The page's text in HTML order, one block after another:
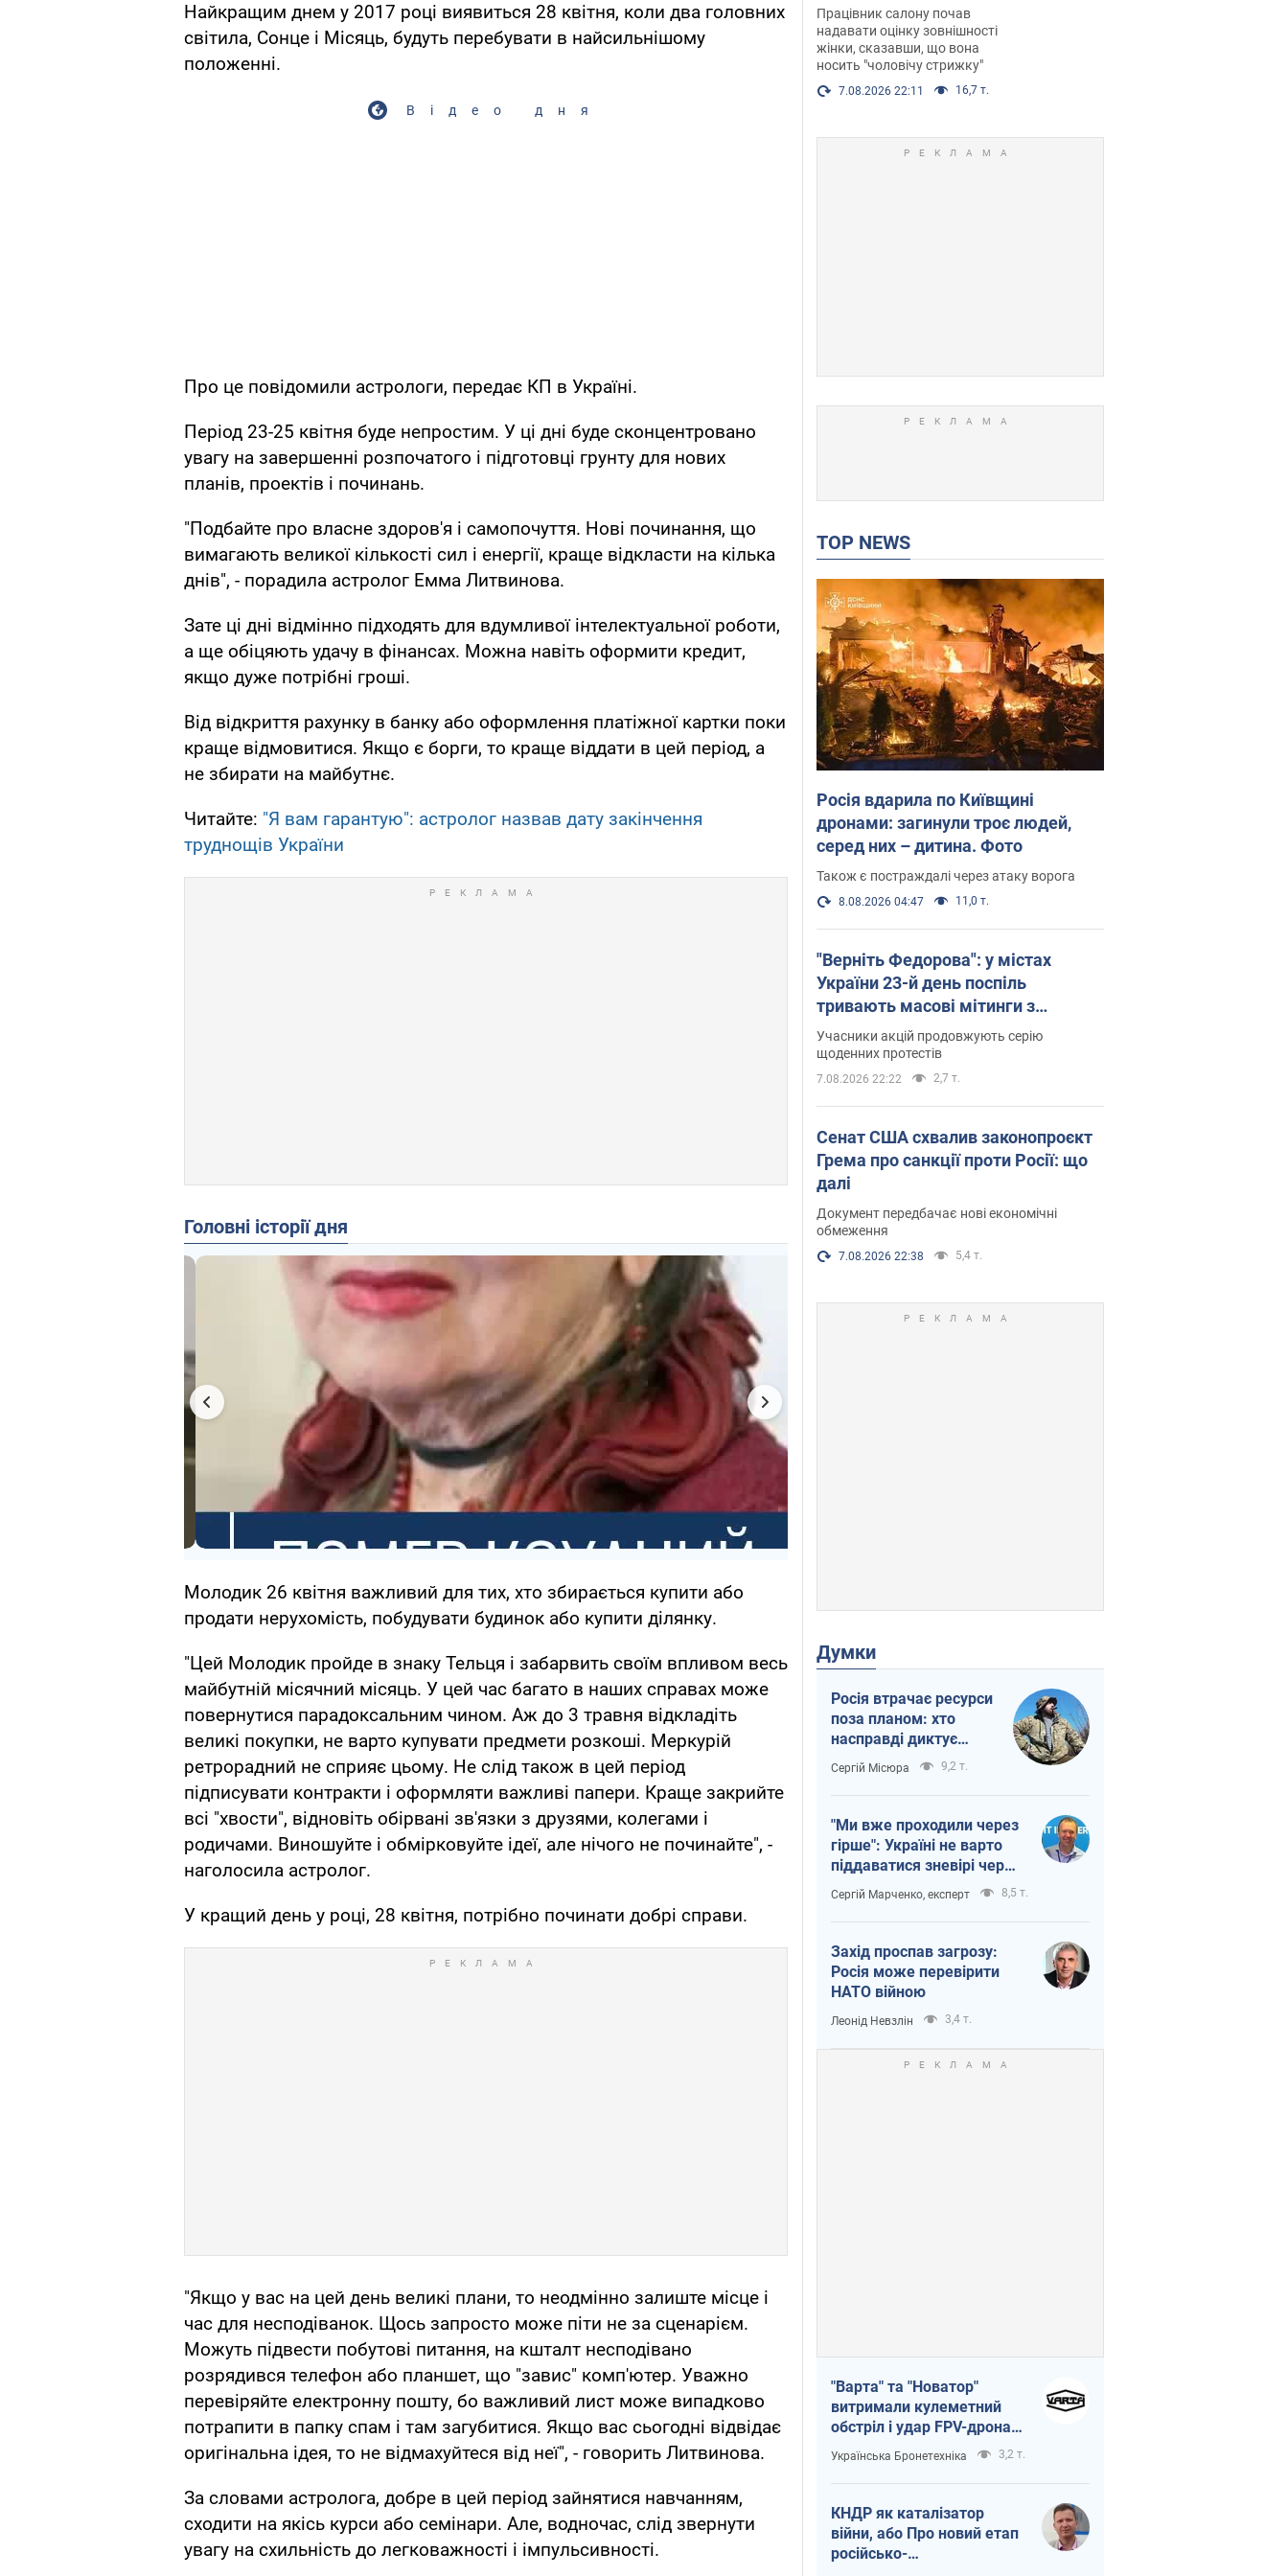
Найкращим днем у 2017 році виявиться 28 квітня, коли два головних
світила, Сонце і Місяць, будуть перебувати в найсильнішому
положенні.
Відео дня
Про це повідомили астрологи, передає КП в Україні.
Період 23-25 квітня буде непростим. У ці дні буде сконцентровано
увагу на завершенні розпочатого і підготовці грунту для нових
планів, проектів і починань.
"Подбайте про власне здоров'я і самопочуття. Нові починання, що
вимагають великої кількості сил і енергії, краще відкласти на кілька
днів", - порадила астролог Емма Литвинова.
Зате ці дні відмінно підходять для вдумливої інтелектуальної роботи,
а ще обіцяють удачу в фінансах. Можна навіть оформити кредит,
якщо дуже потрібні гроші.
Від відкриття рахунку в банку або оформлення платіжної картки поки
краще відмовитися. Якщо є борги, то краще віддати в цей період, а
не збирати на майбутнє.
Читайте: "Я вам гарантую": астролог назвав дату закінчення
труднощів України
Головні історії дня
Молодик 26 квітня важливий для тих, хто збирається купити або
продати нерухомість, побудувати будинок або купити ділянку.
"Цей Молодик пройде в знаку Тельця і забарвить своїм впливом весь
майбутній місячний місяць. У цей час багато в наших справах може
повернутися парадоксальним чином. Аж до 3 травня відкладіть
великі покупки, не варто купувати предмети розкоші. Меркурій
ретрорадний не сприяє цьому. Не слід також в цей період
підписувати контракти і оформляти важливі папери. Краще закрийте
всі "хвости", відновіть обірвані зв'язки з друзями, колегами і
родичами. Виношуйте і обмірковуйте ідеї, але нічого не починайте", -
наголосила астролог.
У кращий день у році, 28 квітня, потрібно починати добрі справи.
"Якщо у вас на цей день великі плани, то неодмінно залиште місце і
час для несподіванок. Щось запросто може піти не за сценарієм.
Можуть підвести побутові питання, на кшталт несподівано
розрядився телефон або планшет, що "завис" комп'ютер. Уважно
перевіряйте електронну пошту, бо важливий лист може випадково
потрапити в папку спам і там загубитися. Якщо вас сьогодні відвідає
оригінальна ідея, то не відмахуйтеся від неї", - говорить Литвинова.
За словами астролога, добре в цей період зайнятися навчанням,
сходити на якісь курси або семінари. Але, водночас, слід звернути
увагу на схильність до легковажності і імпульсивності.
після хімієтерапії,
розгорівся скандал.
Фото
Працівник салону почав
надавати оцінку зовнішності
жінки, сказавши, що вона
носить "чоловічу стрижку"
7.08.2026 22:11 16,7 т.
TOP NEWS
Росія вдарила по Київщині
дронами: загинули троє людей,
серед них – дитина. Фото
Також є постраждалі через атаку ворога
8.08.2026 04:47 11,0 т.
"Верніть Федорова": у містах
України 23-й день поспіль
тривають масові мітинги з
картонками. Фото і відео
Учасники акцій продовжують серію
щоденних протестів
7.08.2026 22:22 2,7 т.
Сенат США схвалив законопроєкт
Грема про санкції проти Росії: що
далі
Документ передбачає нові економічні
обмеження
7.08.2026 22:38 5,4 т.
Думки
Росія втрачає ресурси
поза планом: хто
насправді диктує
темп війни
Сергій Місюра 9,2 т.
"Ми вже проходили через
гірше": Україні не варто
піддаватися зневірі через
ракетний терор
Сергій Марченко, експерт 8,5 т.
Захід проспав загрозу:
Росія може перевірити
НАТО війною
Леонід Невзлін 3,4 т.
"Варта" та "Новатор"
витримали кулеметний
обстріл і удар FPV-дрона,
врятувавши життя
офіцеру ЗСУ
Українська Бронетехніка 3,2 т.
КНДР як каталізатор
війни, або Про новий етап
російсько-